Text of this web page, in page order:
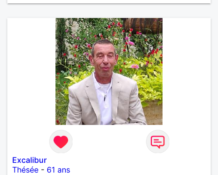
Excalibur
Thésée - 61 ans